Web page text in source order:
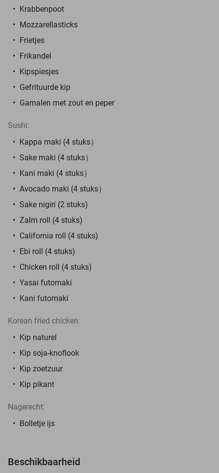
Krabbenpoot
Mozzarellasticks
Frietjes
Frikandel
Kipspiesjes
Gefrituurde kip
Garnalen met zout en peper
Sushi:
Kappa maki (4 stuks）
Sake maki (4 stuks）
Kani maki (4 stuks）
Avocado maki (4 stuks）
Sake nigiri (2 stuks)
Zalm roll (4 stuks)
California roll (4 stuks)
Ebi roll (4 stuks)
Chicken roll (4 stuks)
Yasai futomaki
Kani futomaki
Korean fried chicken:
Kip naturel
Kip soja-knoflook
Kip zoetzuur
Kip pikant
Nagerecht:
Bolletje ijs
Beschikbaarheid